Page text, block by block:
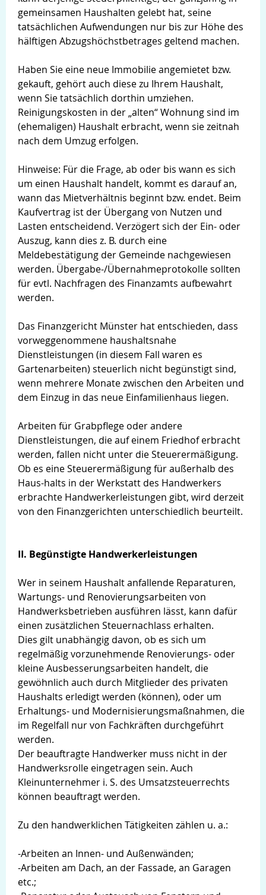
gemeinsamen Haushalten gelebt hat, seine
tatsächlichen Aufwendungen nur bis zur Höhe des
hälftigen Abzugshöchstbetrages geltend machen.
Haben Sie eine neue Immobilie angemietet bzw.
gekauft, gehört auch diese zu Ihrem Haushalt,
wenn Sie tatsächlich dorthin umziehen.
Reinigungskosten in der „alten“ Wohnung sind im
(ehemaligen) Haushalt erbracht, wenn sie zeitnah
nach dem Umzug erfolgen.
Hinweise: Für die Frage, ab oder bis wann es sich
um einen Haushalt handelt, kommt es darauf an,
wann das Mietverhältnis beginnt bzw. endet. Beim
Kaufvertrag ist der Übergang von Nutzen und
Lasten entscheidend. Verzögert sich der Ein- oder
Auszug, kann dies z. B. durch eine
Meldebestätigung der Gemeinde nachgewiesen
werden. Übergabe-/Übernahmeprotokolle sollten
für evtl. Nachfragen des Finanzamts aufbewahrt
werden.
Das Finanzgericht Münster hat entschieden, dass
vorweggenommene haushaltsnahe
Dienstleistungen (in diesem Fall waren es
Gartenarbeiten) steuerlich nicht begünstigt sind,
wenn mehrere Monate zwischen den Arbeiten und
dem Einzug in das neue Einfamilienhaus liegen.
Arbeiten für Grabpflege oder andere
Dienstleistungen, die auf einem Friedhof erbracht
werden, fallen nicht unter die Steuerermäßigung.
Ob es eine Steuerermäßigung für außerhalb des
Haus-halts in der Werkstatt des Handwerkers
erbrachte Handwerkerleistungen gibt, wird derzeit
von den Finanzgerichten unterschiedlich beurteilt.
II. Begünstigte Handwerkerleistungen
Wer in seinem Haushalt anfallende Reparaturen,
Wartungs- und Renovierungsarbeiten von
Handwerksbetrieben ausführen lässt, kann dafür
einen zusätzlichen Steuernachlass erhalten.
Dies gilt unabhängig davon, ob es sich um
regelmäßig vorzunehmende Renovierungs- oder
kleine Ausbesserungsarbeiten handelt, die
gewöhnlich auch durch Mitglieder des privaten
Haushalts erledigt werden (können), oder um
Erhaltungs- und Modernisierungsmaßnahmen, die
im Regelfall nur von Fachkräften durchgeführt
werden.
Der beauftragte Handwerker muss nicht in der
Handwerksrolle eingetragen sein. Auch
Kleinunternehmer i. S. des Umsatzsteuerrechts
können beauftragt werden.
Zu den handwerklichen Tätigkeiten zählen u. a.:
-Arbeiten an Innen- und Außenwänden;
-Arbeiten am Dach, an der Fassade, an Garagen
etc.;